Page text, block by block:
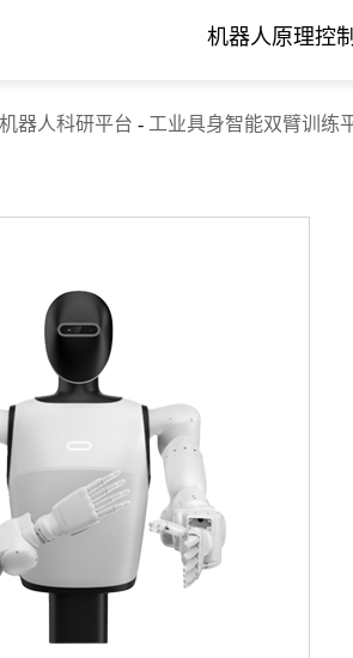
机器人原理控
机器人科研平台 - 工业具身智能双臂训练